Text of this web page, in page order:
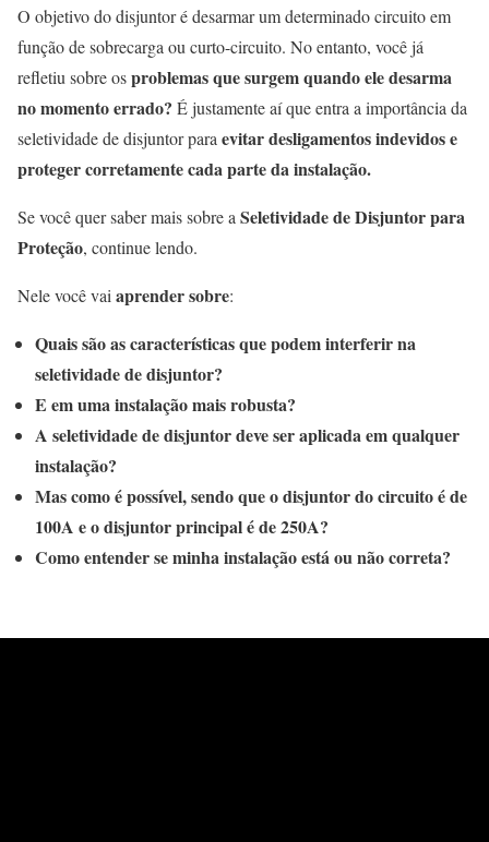
O objetivo do disjuntor é desarmar um determinado circuito em
função de sobrecarga ou curto-circuito. No entanto, você já
refletiu sobre osproblemas que surgem quando ele desarma
no momento errado? É justamente aí que entra a importância da
seletividade de disjuntor para evitar desligamentos indevidos e
proteger corretamente cada parte da instalação.
Se você quer saber mais sobre a Seletividade de Disjuntor para
Proteção, continue lendo.
Nele você vai aprender sobre:
Quais são as características que podem interferir na
seletividade de disjuntor?
E em uma instalação mais robusta?
A seletividade de disjuntor deve ser aplicada em qualquer
instalação?
Mas como é possível, sendo que o disjuntor do circuito é de
100A e o disjuntor principal é de 250A?
Como entender se minha instalação está ou não correta?